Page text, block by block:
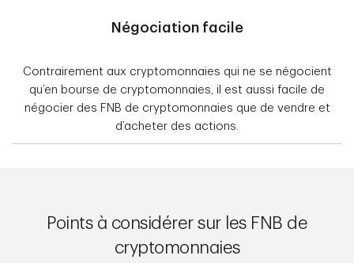
Négociation facile
Contrairement aux cryptomonnaies qui ne se négocient
qu’en bourse de cryptomonnaies, il est aussi facile de
négocier des FNB de cryptomonnaies que de vendre et
d’acheter des actions.
Points à considérer sur les FNB de
cryptomonnaies